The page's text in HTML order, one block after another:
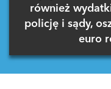
również
policję i sądy,
euro